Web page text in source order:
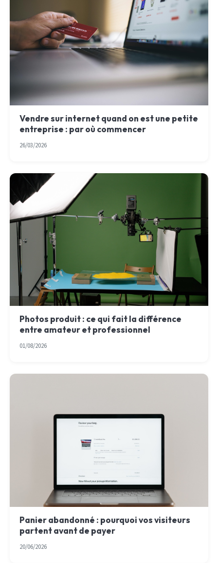
Vendre sur internet quand on est une petite
entreprise : par où commencer
26/03/2026
Photos produit : ce qui fait la différence
entre amateur et professionnel
01/08/2026
Panier abandonné : pourquoi vos visiteurs
partent avant de payer
20/06/2026